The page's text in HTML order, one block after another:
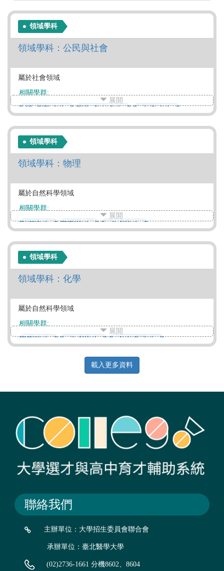
領域學科
領域學科：公民與社會
屬於社會領域
相關學群:
社會心理學群 大眾傳播學群
文史哲學群
展開
領域學科
領域學科：物理
屬於自然科學領域
相關學群:
資訊學群 工程學群
數理化學群
展開
領域學科
領域學科：化學
屬於自然科學領域
相關學群:
工程學群 數理化學群
醫藥衛生學群
展開
載入更多資料
聯絡我們
主辦單位：大學招生委員會聯合會
承辦單位：臺北醫學大學
(02)2736-1661 分機8602、8604